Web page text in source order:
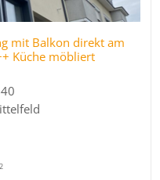
mit Balkon direkt am
Küche möbliert
2